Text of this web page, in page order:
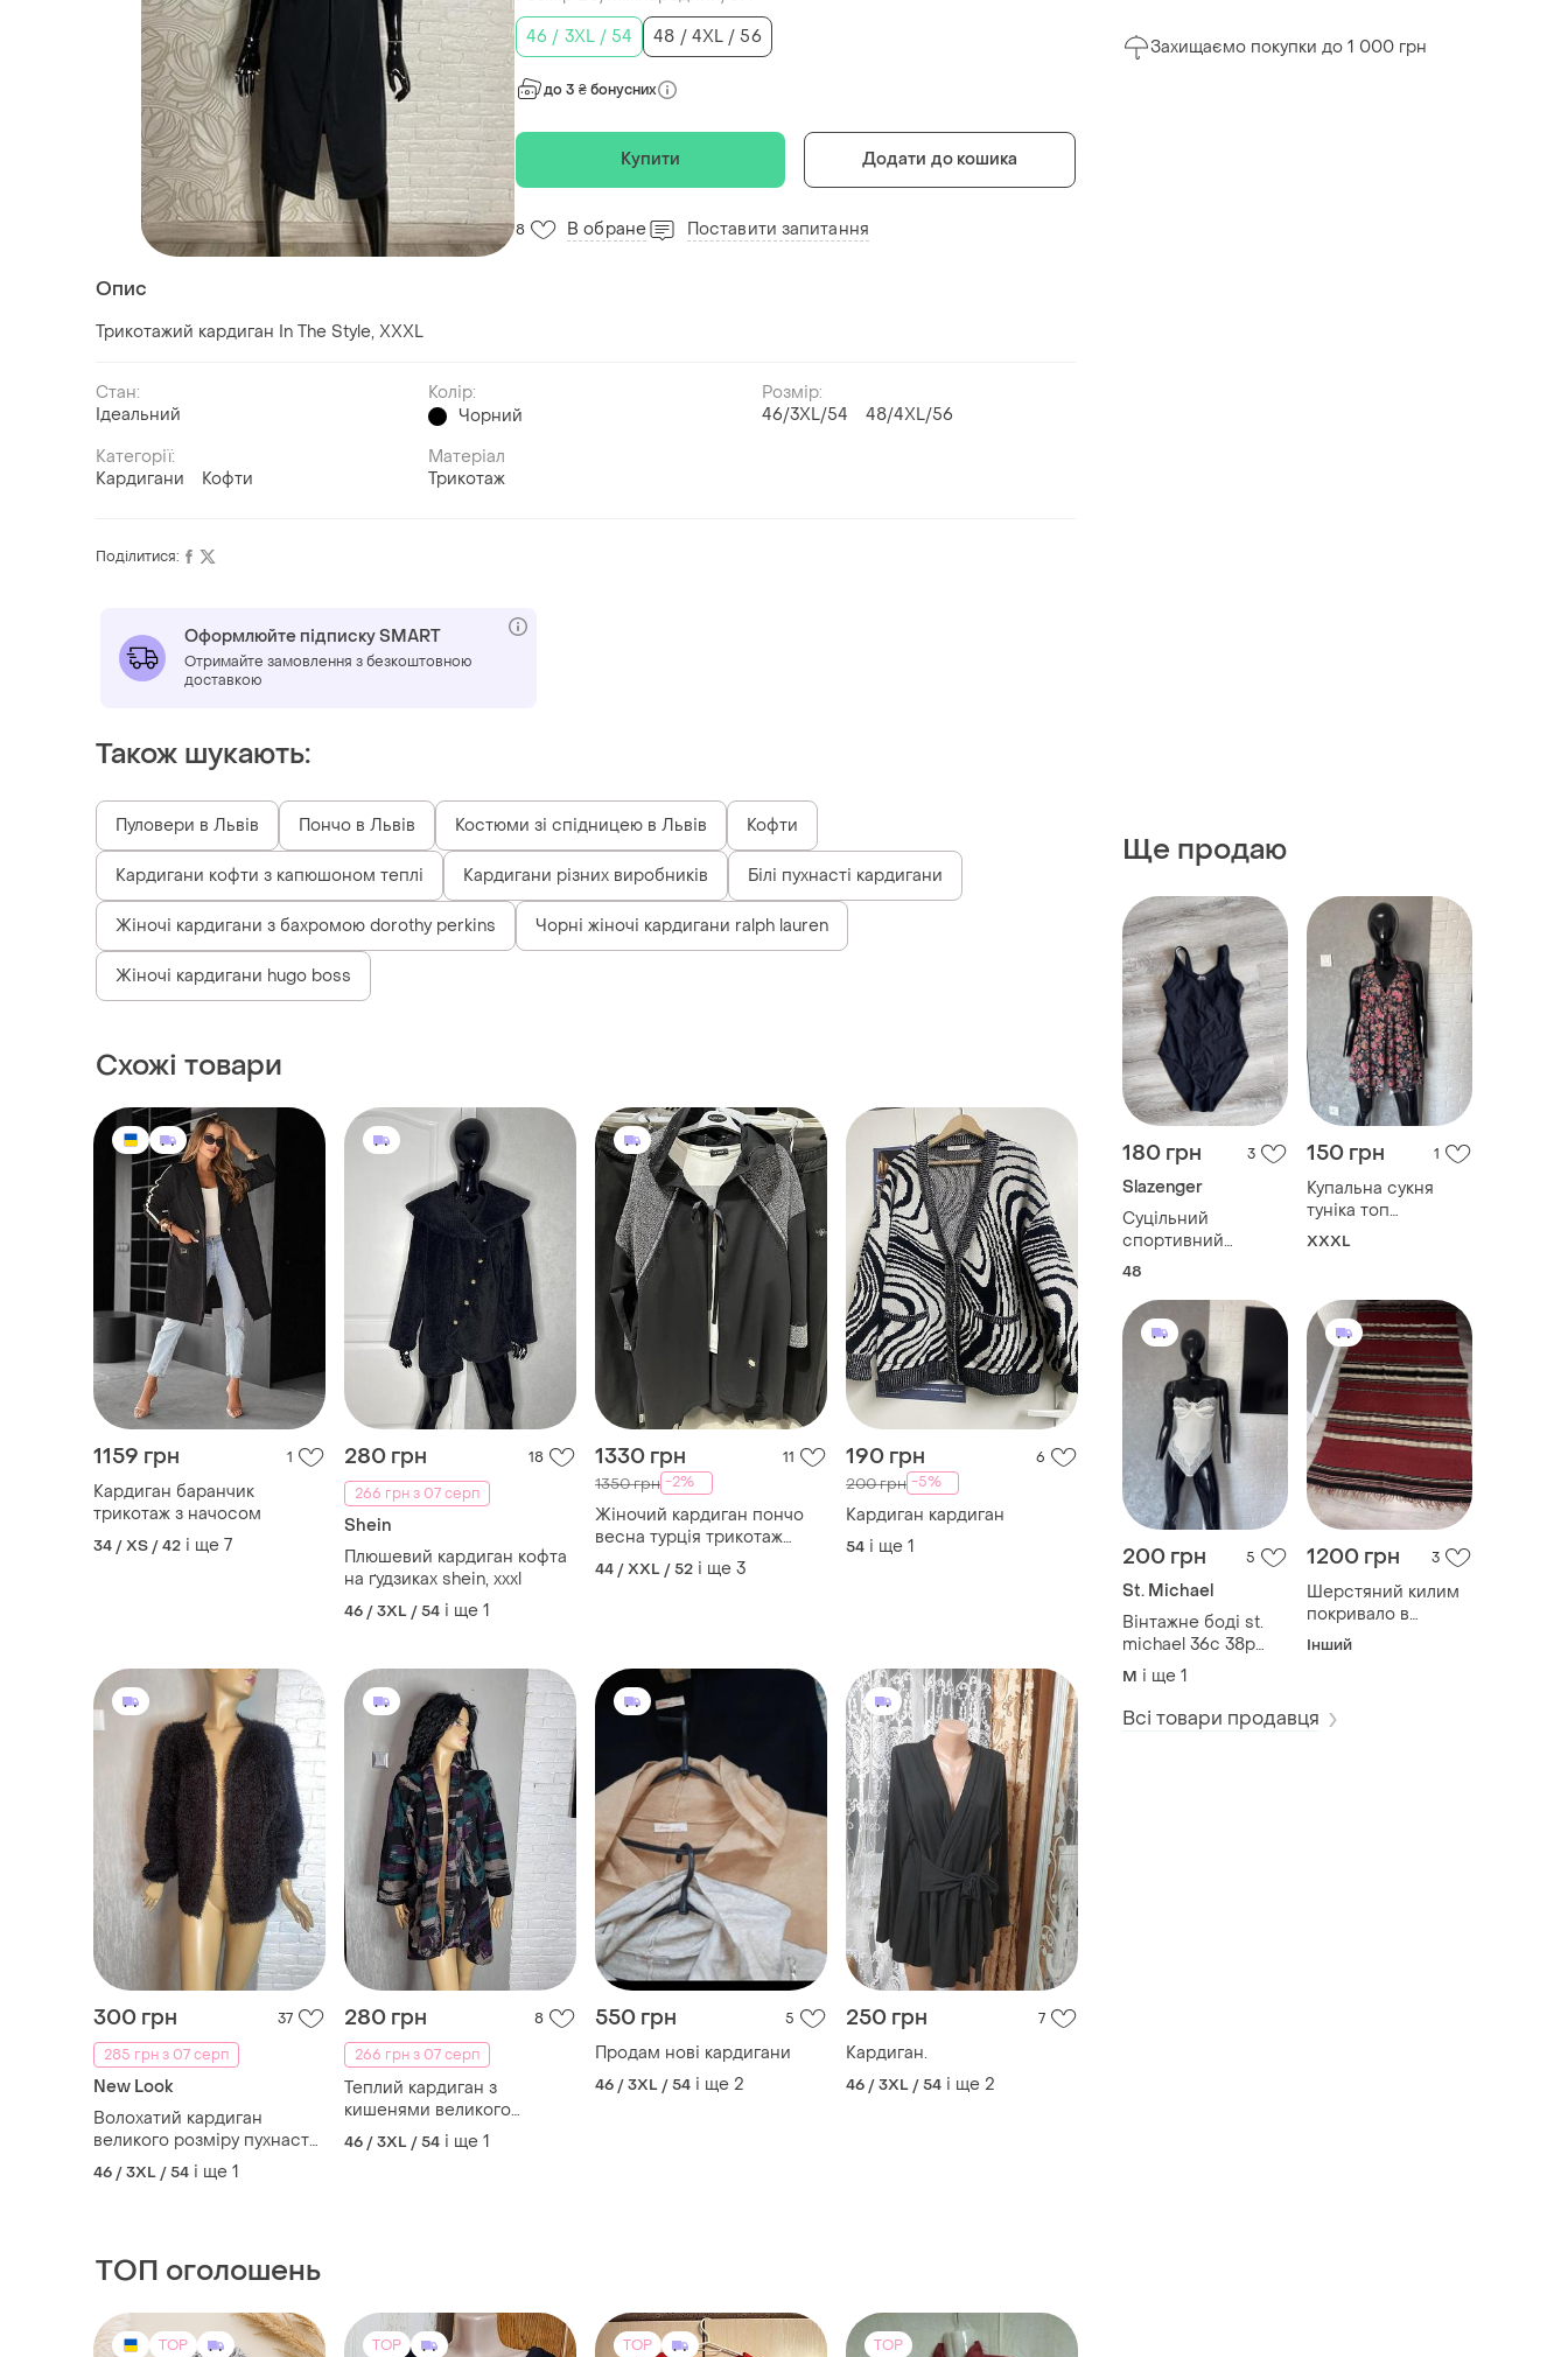
46 / 3XL / 54
48 / 4XL / 56
до 3 ₴ бонусних
Купити Додати до кошика
8 В обране Поставити запитання
Опис
Трикотажий кардиган In The Style, XXXL
Стан:
Ідеальний
Колір:
Чорний
Розмір:
46/3XL/54
48/4XL/56
Категорії:
Кардигани
Кофти
Матеріал
Трикотаж
Захищаємо покупки до 1 000 грн
Ще продаю
180 грн 3
Slazenger
Суцільний
спортивний
купальник
48
150 грн 1
Купальна сукня
туніка топ
купальник великого
XXXL
200 грн 5
St. Michael
Вінтажне боді st.
michael 36c 38р
80с бюст 97-102см
M і ще 1
1200 грн 3
Шерстяний килим
покривало в
етностилі 265(277)
Інший
Всі товари продавця
Поділитися:
Оформлюйте підписку SMART
Отримайте замовлення з безкоштовною
доставкою
Також шукають:
Пуловери в Львів Пончо в Львів Костюми зі спідницею в Львів Кофти
Кардигани кофти з капюшоном теплі Кардигани різних виробників Білі пухнасті кардигани
Жіночі кардигани з бахромою dorothy perkins Чорні жіночі кардигани ralph lauren
Жіночі кардигани hugo boss
Схожі товари
1159 грн 1
Кардиган баранчик
трикотаж з начосом
34 / XS / 42 і ще 7
280 грн
18
266 грн з 07 серп
Shein
Плюшевий кардиган кофта
на ґудзиках shein, xxxl
46 / 3XL / 54 і ще 1
1330 грн 11
1350 грн -2%
Жіночий кардиган пончо
весна турція трикотаж
luizza
44 / XXL / 52 і ще 3
190 грн 6
200 грн -5%
Кардиган кардиган
54 і ще 1
300 грн
37
285 грн з 07 серп
New Look
Волохатий кардиган
великого розміру пухнаста
кофта new look, xxxl
46 / 3XL / 54 і ще 1
280 грн
8
266 грн з 07 серп
Теплий кардиган з
кишенями великого
розміру sf collection, xxxl
54р
46 / 3XL / 54 і ще 1
550 грн 5
Продам нові кардигани
46 / 3XL / 54 і ще 2
250 грн 7
Кардиган.
46 / 3XL / 54 і ще 2
ТОП оголошень
TOP TOP TOP TOP